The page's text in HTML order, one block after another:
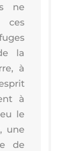
ne
ces
la
à
à
le
une
de